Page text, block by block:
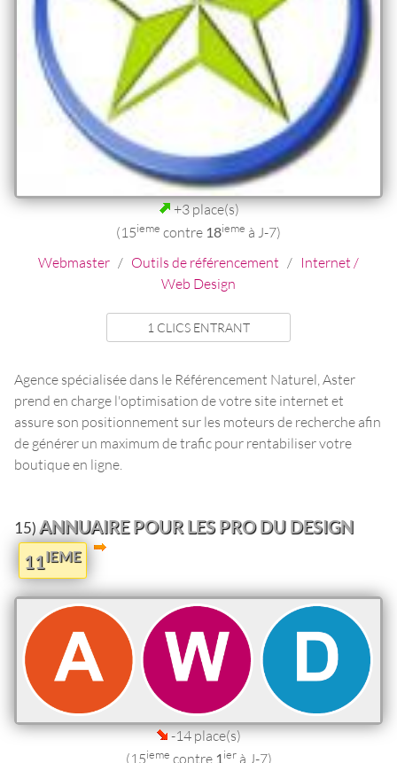
+3 place(s)
(15ieme contre 18ieme à J-7)
Webmaster / Outils de référencement / Internet /
Web Design
1 CLICS ENTRANT
Agence spécialisée dans le Référencement Naturel, Aster
prend en charge l'optimisation de votre site internet et
assure son positionnement sur les moteurs de recherche afin
de générer un maximum de trafic pour rentabiliser votre
boutique en ligne.
15)ANNUAIRE POUR LES PRO DU DESIGN
11IEME
-14 place(s)
(15ieme contre 1ierà J-7)